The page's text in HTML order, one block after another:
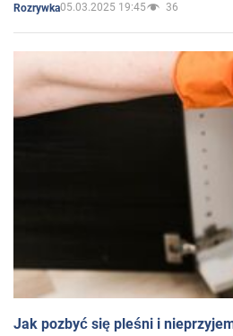
Rozrywka05.03.2025 19:45 36
Jak pozbyć się pleśni i